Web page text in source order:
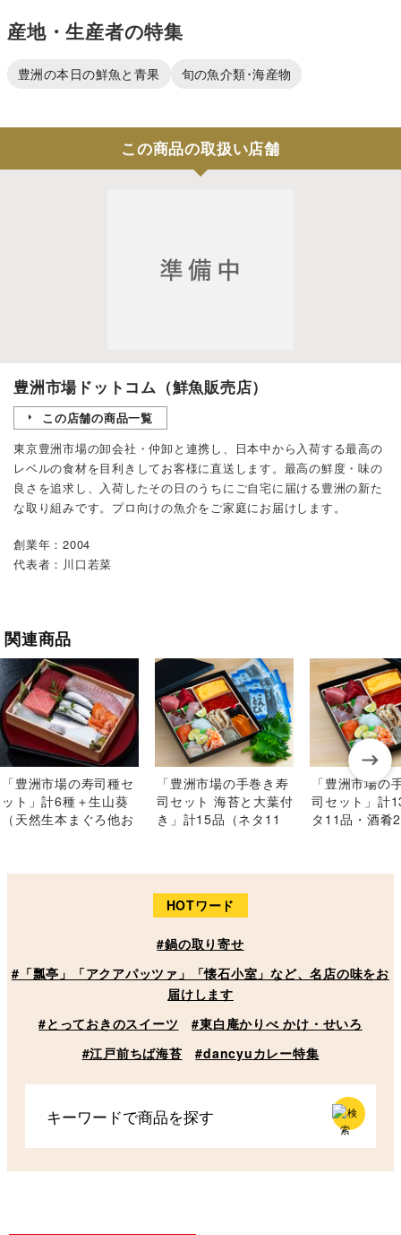
産地・生産者の特集
豊洲の本日の鮮魚と青果 旬の魚介類･海産物
この商品の取扱い店舗
豊洲市場ドットコム（鮮魚販売店）
この店舗の商品一覧
東京豊洲市場の卸会社・仲卸と連携し、日本中から入荷する最高の
レベルの食材を目利きしてお客様に直送します。最高の鮮度・味の
良さを追求し、入荷したその日のうちにご自宅に届ける豊洲の新た
な取り組みです。プロ向けの魚介をご家庭にお届けします。
創業年：2004
代表者：川口若菜
関連商品
「豊洲市場の寿司種セ
ット」計6種＋生山葵
（天然生本まぐろ他お
「豊洲市場の手巻き寿
司セット 海苔と大葉付
き」計15品（ネタ11
3人前 ※冷蔵 泉久
「豊洲市場の
司セット」計
タ11品・酒肴
HOTワード
#鍋の取り寄せ
#「瓢亭」「アクアパッツァ」「懐石小室」など、名店の味をお
届けします
#とっておきのスイーツ
#東白庵かりべ かけ・せいろ
#江戸前ちば海苔
#dancyuカレー特集